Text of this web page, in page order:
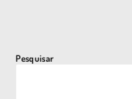
v
Pesquisar